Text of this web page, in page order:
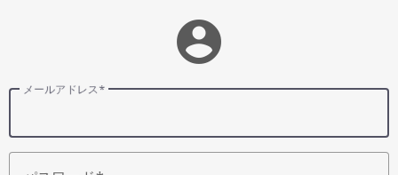
account_circle
メールアドレス